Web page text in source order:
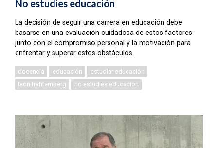
No estudies educación
La decisión de seguir una carrera en educación debe
basarse en una evaluación cuidadosa de estos factores
junto con el compromiso personal y la motivación para
enfrentar y superar estos obstáculos.
docencia educación
estudiar educación
león trahtemberg
no estudies educación